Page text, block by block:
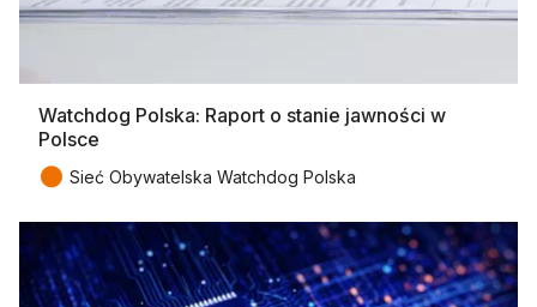
Watchdog Polska: Raport o stanie jawności w
Polsce
● Sieć Obywatelska Watchdog Polska